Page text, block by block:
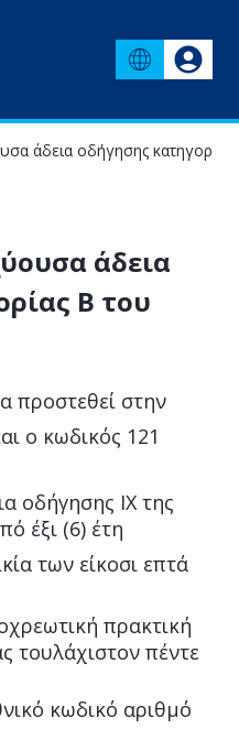
άδεια οδήγησης
άδεια
Β του
προστεθεί στην
ο κωδικός 121
οδήγησης ΙΧ της
έξι (6) έτη
των είκοσι επτά
πρακτική
τουλάχιστον πέντε
κωδικό αριθμό